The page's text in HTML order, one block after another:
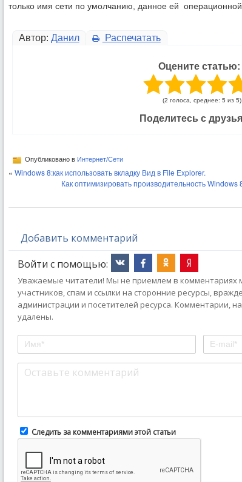
только имя сети по умолчанию, данное ей операционной
Автор: Данил Распечатать
Оцените статью:
(2 голоса, среднее: 5 из 5)
Поделитесь с
Опубликовано в Интернет/Сети
« Windows 8:как использовать вкладку Вид в File Explorer.
Как оптимизировать производительность
Добавить комментарий
Войти с помощью:
Уважаемые читатели! Мы не приемлем в комментариях
участников, спам и ссылки на сторонние ресурсы,
администрации и посетителей ресурса. Комментарии,
удалены.
Следить за комментариями этой статьи